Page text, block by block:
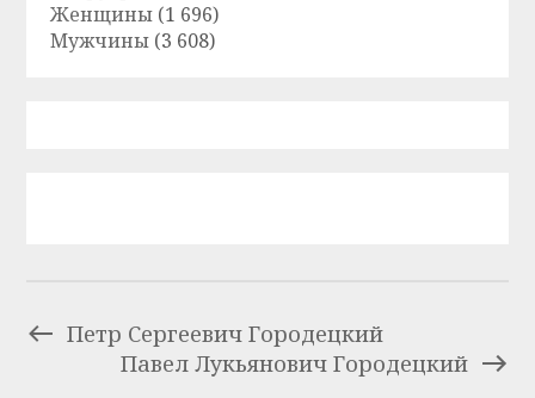
Женщины (1 696)
Мужчины (3 608)
Петр Сергеевич Городецкий
Павел Лукьянович Городецкий